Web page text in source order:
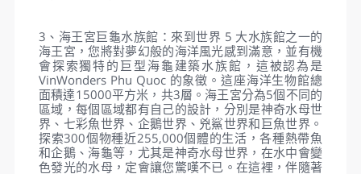
1、童話世界：佔地2.5公頃，分為奇幻王國、神秘綠
洲、古谷、神秘森林和狂野西部5個主要區域。這個
位置適合所有年齡段的人，尤其是年輕人。童話世
界，顧名思義，將帶你進入一個飄渺的仙境，在這裡
你可以重溫童年的童話故事。尤其是在奇蹟王國，你
將有機會探索仙境，邂逅愛麗絲、柴郡貓、瘋帽匠等
著名角色，此外，超虛擬3D屋宇空間和魔法花園中的
拍照也是必不可少的-嘗試這方面的經驗。或者，如果
你墜入神秘綠洲，忠實再現《一千零一夜》的故事，